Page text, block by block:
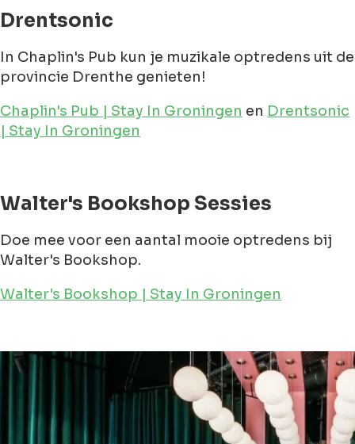
Drentsonic
In Chaplin's Pub kun je muzikale optredens uit de
provincie Drenthe genieten!
Chaplin's Pub | Stay In Groningen en Drentsonic
| Stay In Groningen
Walter's Bookshop Sessies
Doe mee voor een aantal mooie optredens bij
Walter's Bookshop.
Walter's Bookshop | Stay In Groningen